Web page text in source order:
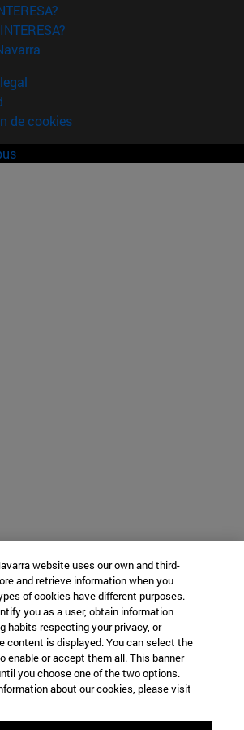
de cookies
website uses our own and third-
and retrieve information when you
of cookies have different purposes.
you as a user, obtain information
habits respecting your privacy, or
content is displayed. You can select the
enable or accept them all. This banner
you choose one of the two options.
about our cookies, please visit